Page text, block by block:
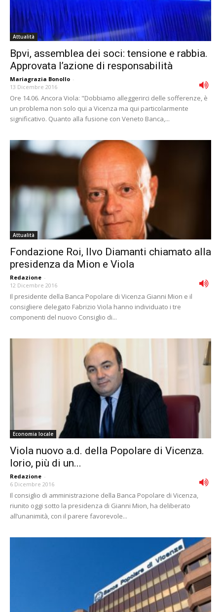
Attualità
Bpvi, assemblea dei soci: tensione e rabbia.
Approvata l’azione di responsabilità
Mariagrazia Bonollo -
13 Dicembre 2016
Ore 14.06. Ancora Viola: "Dobbiamo alleggerirci delle sofferenze, è
un problema non solo qui a Vicenza ma qui particolarmente
significativo. Quanto alla fusione con Veneto Banca,...
Attualità
Fondazione Roi, Ilvo Diamanti chiamato alla
presidenza da Mion e Viola
Redazione -
12 Dicembre 2016
Il presidente della Banca Popolare di Vicenza Gianni Mion e il
consigliere delegato Fabrizio Viola hanno individuato i tre
componenti del nuovo Consiglio di...
Economia locale
Viola nuovo a.d. della Popolare di Vicenza.
Iorio, più di un...
Redazione -
6 Dicembre 2016
Il consiglio di amministrazione della Banca Popolare di Vicenza,
riunito oggi sotto la presidenza di Gianni Mion, ha deliberato
all’unanimità, con il parere favorevole...